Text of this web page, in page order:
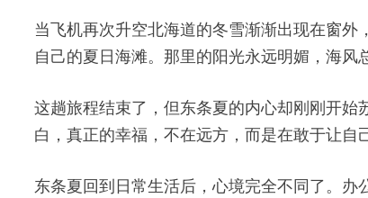
当飞机再次升空北海道的冬雪渐渐出现在窗
自己的夏日海滩。那里的阳光永远明媚，海风
这趟旅程结束了，但东条夏的内心却刚刚开
白，真正的幸福，不在远方，而是在敢于让自
东条夏回到日常生活后，心境完全不同了。